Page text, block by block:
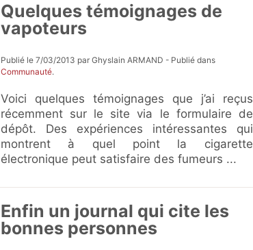
Quelques témoignages de
vapoteurs
Publié le 7/03/2013 par Ghyslain ARMAND - Publié dans
Communauté.
Voici quelques témoignages que j’ai reçus
récemment sur le site via le formulaire de
dépôt. Des expériences intéressantes qui
montrent à quel point la cigarette
électronique peut satisfaire des fumeurs ...
Enfin un journal qui cite les
bonnes personnes